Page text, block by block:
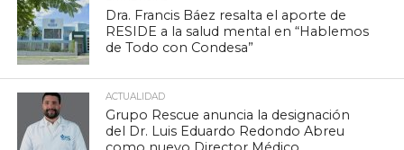
Dra. Francis Báez resalta el aporte de
RESIDE a la salud mental en “Hablemos
de Todo con Condesa”
ACTUALIDAD
Grupo Rescue anuncia la designación
del Dr. Luis Eduardo Redondo Abreu